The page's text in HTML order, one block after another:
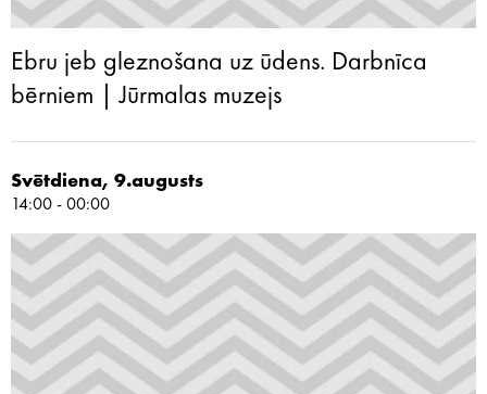
Ebru jeb gleznošana uz ūdens. Darbnīca
bērniem | Jūrmalas muzejs
Svētdiena, 9.augusts
14:00 - 00:00